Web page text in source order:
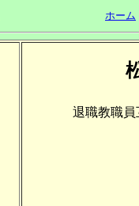
ホーム
退職教職